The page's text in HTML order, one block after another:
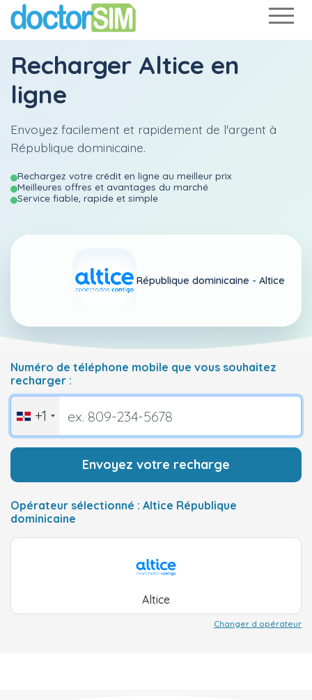
Recharger Altice en
ligne
Envoyez facilement et rapidement de l'argent à
République dominicaine.
Rechargez votre crédit en ligne au meilleur prix
Meilleures offres et avantages du marché
Service fiable, rapide et simple
République dominicaine - Altice
Numéro de téléphone mobile que vous souhaitez
recharger :
+1
Envoyez votre recharge
Opérateur sélectionné : Altice République
dominicaine
Altice
Changer d opérateur